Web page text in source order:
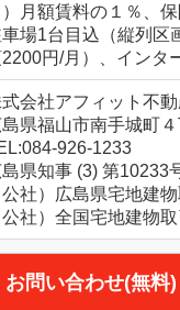
）月額賃料の１％、保
場1台目込（縦列
円/月）、インタ
会社アフィット不動
島県福山市南手城町
926-1233
島県知事 (3) 第10233
公社）広島県宅地建
公社）全国宅地建物
お問い合わせ(無料)